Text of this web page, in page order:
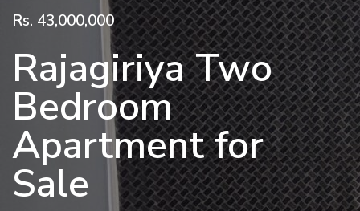
Rs. 43,000,000
Rajagiriya Two
Bedroom
Apartment for
Sale